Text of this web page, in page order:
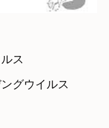
ス
グウイルス